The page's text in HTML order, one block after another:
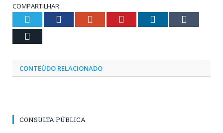
COMPARTILHAR:
Twitter Facebook Google+ Pinterest LinkedIn
CONTEÚDO RELACIONADO
CONSULTA PÚBLICA